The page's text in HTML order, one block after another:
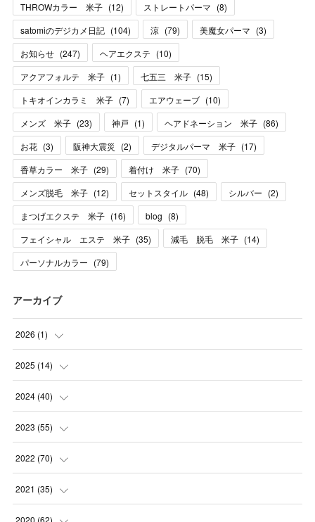
THROWカラー 米子 (12) ストレートパーマ (8)
satomiのデジカメ日記 (104) 涼 (79) 美魔女パーマ (3)
お知らせ (247) ヘアエクステ (10)
アクアフォルテ 米子 (1) 七五三 米子 (15)
トキオインカラミ 米子 (7) エアウェーブ (10)
メンズ 米子 (23) 神戸 (1) ヘアドネーション 米子 (86)
お花 (3) 阪神大震災 (2) デジタルパーマ 米子 (17)
香草カラー 米子 (29) 着付け 米子 (70)
メンズ脱毛 米子 (12) セットスタイル (48) シルバー (2)
まつげエクステ 米子 (16) blog (8)
フェイシャル エステ 米子 (35) 減毛 脱毛 米子 (14)
パーソナルカラー (79)
アーカイブ
2026 (1)
(1
2025 (14)
(10 )
(1
(1
(2
2024 (40)
(1
(1
(3
(2
2023 (55)
(2
(4
(3
2022 (70)
(7
(11 )
2021 (35)
(5